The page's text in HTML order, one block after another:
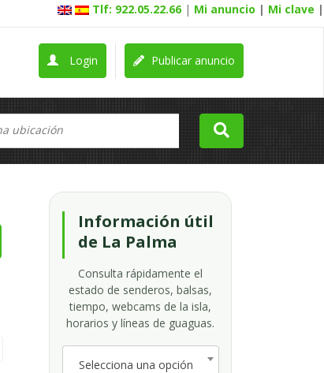
Tlf: 922.05.22.66 | Mi anuncio | Mi clave |
Publicar anuncio
Login
Información útil
de La Palma
Consulta rápidamente el
estado de senderos, balsas,
tiempo, webcams de la isla,
horarios y líneas de guaguas.
Selecciona una opción